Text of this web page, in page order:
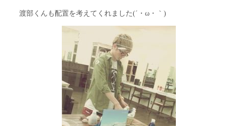
渡部くんも配置を考えてくれました(´・ω・｀)